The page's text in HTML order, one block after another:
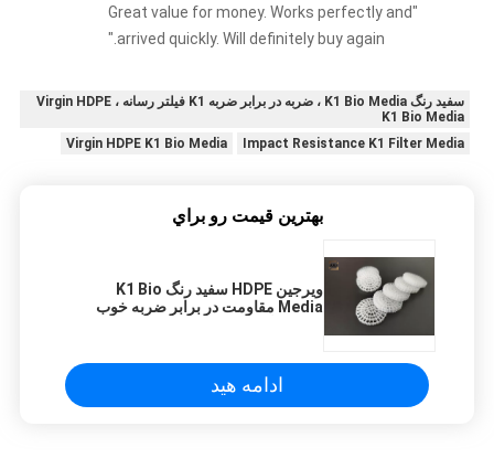
"Great value for money. Works perfectly and
arrived quickly. Will definitely buy again."
سفید رنگ K1 Bio Media ، ضربه در برابر ضربه K1 فیلتر رسانه ، Virgin HDPE
K1 Bio Media
Impact Resistance K1 Filter Media
Virgin HDPE K1 Bio Media
بهترين قيمت رو براي
ویرجین HDPE سفید رنگ K1 Bio
Media مقاومت در برابر ضربه خوب
ادامه هید